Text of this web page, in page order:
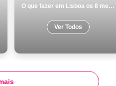
O que fazer em Lisboa os 8 melhores sitios para visitar
Ver Todos